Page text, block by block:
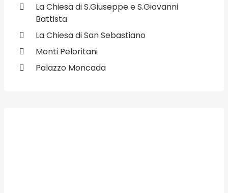
La Chiesa di S.Giuseppe e S.Giovanni
Battista
La Chiesa di San Sebastiano
Monti Peloritani
Palazzo Moncada